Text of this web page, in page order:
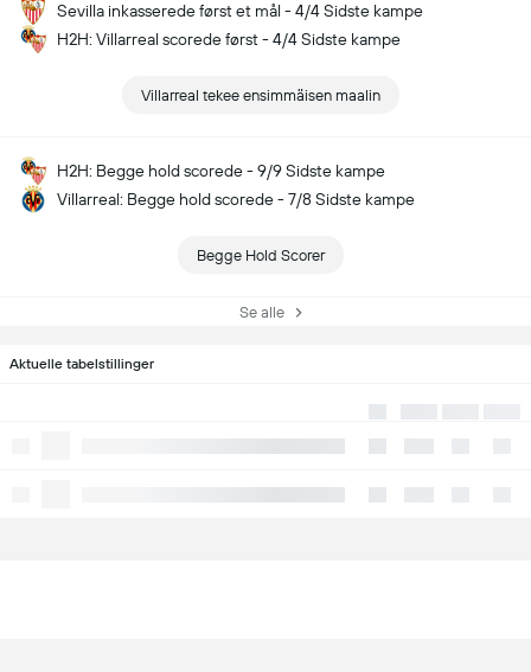
Sevilla inkasserede først et mål - 4/4 Sidste kampe
H2H: Villarreal scorede først - 4/4 Sidste kampe
Villarreal tekee ensimmäisen maalin
H2H: Begge hold scorede - 9/9 Sidste kampe
Villarreal: Begge hold scorede - 7/8 Sidste kampe
Begge Hold Scorer
Se alle
Aktuelle tabelstillinger